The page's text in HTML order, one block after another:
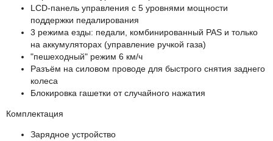
LCD-панель управления с 5 уровнями мощности
поддержки педалирования
3 режима езды: педали, комбинированный PAS и только
на аккумуляторах (управление ручкой газа)
"пешеходный" режим 6 км/ч
Разъём на силовом проводе для быстрого снятия заднего
колеса
Блокировка гашетки от случайного нажатия
Комплектация
Зарядное устройство